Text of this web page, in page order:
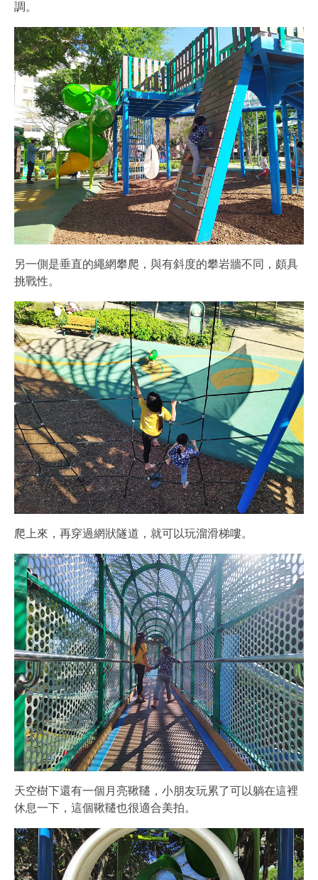
調。
另一側是垂直的繩網攀爬，與有斜度的攀岩牆不同，頗具
挑戰性。
爬上來，再穿過網狀隧道，就可以玩溜滑梯嘍。
天空樹下還有一個月亮鞦韆，小朋友玩累了可以躺在這裡
休息一下，這個鞦韆也很適合美拍。